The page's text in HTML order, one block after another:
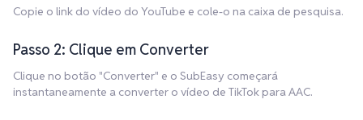
Copie o link do vídeo do YouTube e cole-o na caixa de pesquisa.
Passo 2: Clique em Converter
Clique no botão "Converter" e o SubEasy começará
instantaneamente a converter o vídeo de TikTok para AAC.